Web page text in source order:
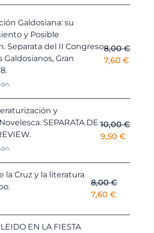
Galdosiana: su
y Posible
Separata del II Congreso
Gran
8,00€
El
7,60 €
y
SEPARATA DE 10,00€
El
10,00 €.
9,50 €
la Cruz y la literatura
8,00€
El
original
7,60€
actual
EN LA FIESTA